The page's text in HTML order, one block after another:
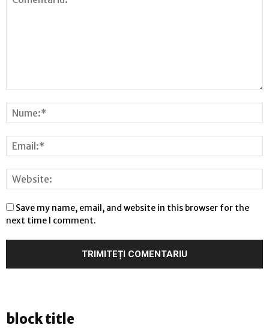
Save my name, email, and website in this browser for the
next time I comment.
block title